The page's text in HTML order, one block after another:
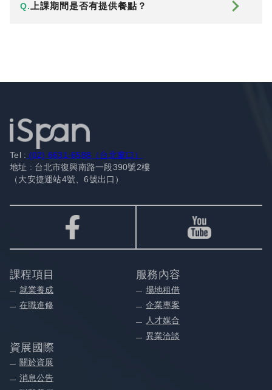
Q. 上課期間是否有提供餐點？
Tel : (02) 6631-6588（台北窗口）
地址 : 台北市復興南路一段390號2樓
（大安捷運站4號、6號出口）
課程項目
就業養成
在職進修
服務內容
場地租借
企業專案
人才媒合
異業洽談
資展國際
關於資展
消息公告